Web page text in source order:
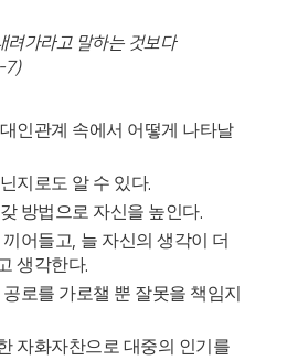
려가라고 말하는 것보다
7)
인관계 속에서 어떻게 나타날
지로도 알 수 있다.
방법으로 자신을 높인다.
어들고, 늘 자신의 생각이 더
생각한다.
로를 가로챌 뿐 잘못을 책임지
자화자찬으로 대중의 인기를